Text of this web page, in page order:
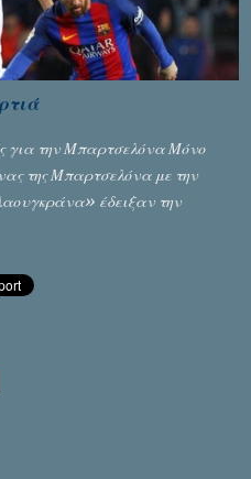
για την Μπαρτσελόνα Μόνο
της Μπαρτσελόνα με την
έδειξαν την